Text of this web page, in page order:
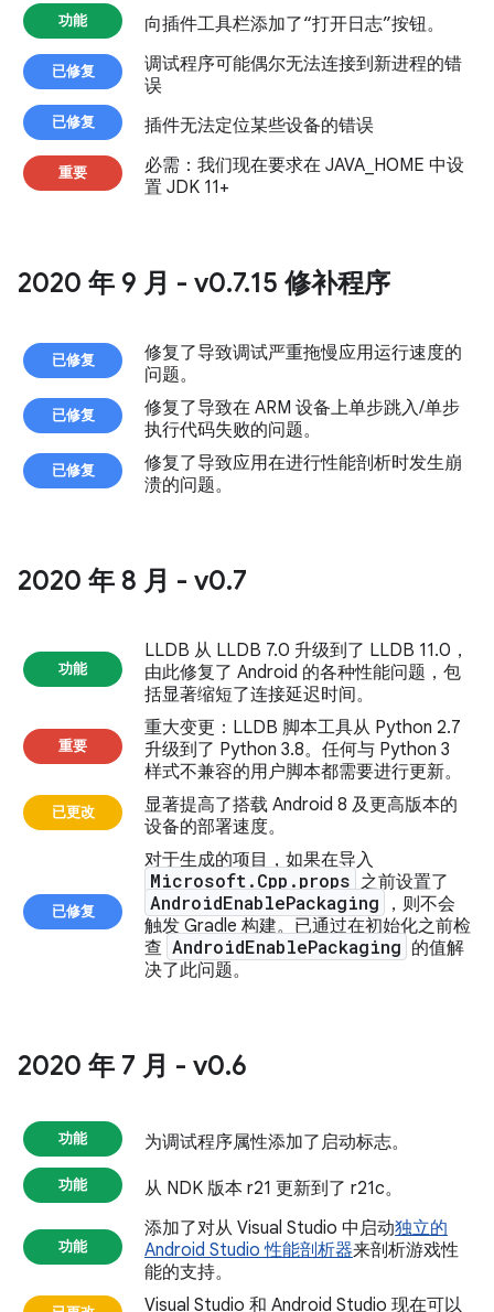
功能 向插件工具栏添加了“打开日志”按钮。
已修复
调试程序可能偶尔无法连接到新进程的错
误
已修复 插件无法定位某些设备的错误
重要 必需 ：我们现在要求在 JAVA_HOME 中设
置 JDK 11+
2020 年 9 月 - v0.7.15 修补程序
已修复
修复了导致调试严重拖慢应用运行速度的
问题。
已修复
修复了导致在 ARM 设备上单步跳入/单步
执行代码失败的问题。
已修复
修复了导致应用在进行性能剖析时发生崩
溃的问题。
2020 年 8 月 - v0.7
功能
LLDB 从 LLDB 7.0 升级到了 LLDB 11.0，
由此修复了 Android 的各种性能问题，包
括显著缩短了连接延迟时间。
重要
重大变更 ：LLDB 脚本工具从 Python 2.7
升级到了 Python 3.8。任何与 Python 3
样式不兼容的用户脚本都需要进行更新。
已更改
显著提高了搭载 Android 8 及更高版本的
设备的部署速度。
已修复
对于生成的项目，如果在导入
Microsoft.Cpp .props 之前设置了
AndroidEnablePackaging
，则不会
触发 Gradle 构建。已通过在初始化之前检
查 AndroidEnablePackaging 的值解
决了此问题。
2020 年 7 月 - v0.6
功能 为调试程序属性添加了启动标志。
功能 从 NDK 版本 r21 更新到了 r21c。
功能
添加了对从 Visual Studio 中启动独立的
Android Studio 性能剖析器来剖析游戏性
能的支持。
Visual Studio 和 Android Studio 现在可以